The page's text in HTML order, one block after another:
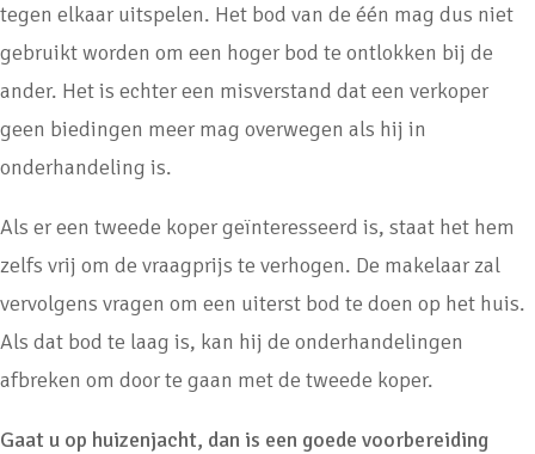
tegen elkaar uitspelen. Het bod van de één mag dus niet
gebruikt worden om een hoger bod te ontlokken bij de
ander. Het is echter een misverstand dat een verkoper
geen biedingen meer mag overwegen als hij in
onderhandeling is.
Als er een tweede koper geïnteresseerd is, staat het hem
zelfs vrij om de vraagprijs te verhogen. De makelaar zal
vervolgens vragen om een uiterst bod te doen op het huis.
Als dat bod te laag is, kan hij de onderhandelingen
afbreken om door te gaan met de tweede koper.
Gaat u op huizenjacht, dan is een goede voorbereiding